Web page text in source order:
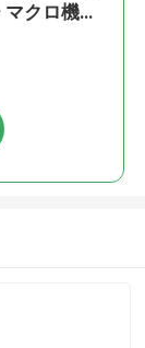
クロ機能